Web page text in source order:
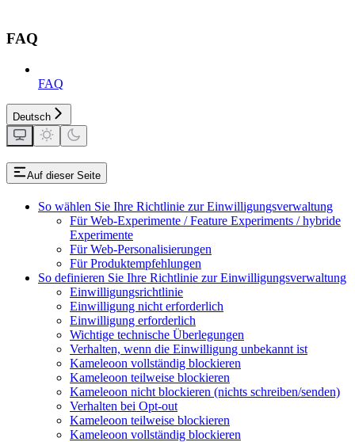
FAQ
FAQ
Deutsch
Auf dieser Seite
So wählen Sie Ihre Richtlinie zur Einwilligungsverwaltung
Für Web-Experimente / Feature Experiments / hybride
Experimente
Für Web-Personalisierungen
Für Produktempfehlungen
So definieren Sie Ihre Richtlinie zur Einwilligungsverwaltung
Einwilligungsrichtlinie
Einwilligung nicht erforderlich
Einwilligung erforderlich
Wichtige technische Überlegungen
Verhalten, wenn die Einwilligung unbekannt ist
Kameleoon vollständig blockieren
Kameleoon teilweise blockieren
Kameleoon nicht blockieren (nichts schreiben/senden)
Verhalten bei Opt-out
Kameleoon teilweise blockieren
Kameleoon vollständig blockieren